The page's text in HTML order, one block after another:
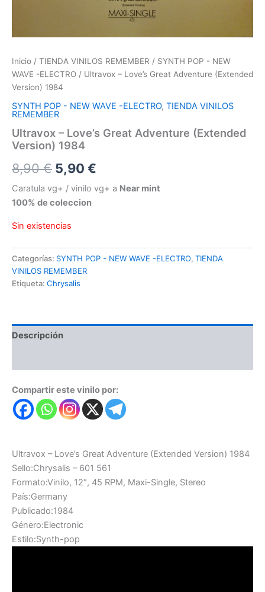
Inicio / TIENDA VINILOS REMEMBER / SYNTH POP - NEW
WAVE -ELECTRO / Ultravox – Love’s Great Adventure (Extended
Version) 1984
SYNTH POP - NEW WAVE -ELECTRO, TIENDA VINILOS
REMEMBER
Ultravox – Love’s Great Adventure (Extended
Version) 1984
8,90€ El
precio
original
era:
8,90 €.
5,90 €
precio
5,90 €.
Caratula vg+ / vinilo vg+ a Near mint
100% de coleccion
Sin existencias
Categorías: SYNTH POP - NEW WAVE -ELECTRO, TIENDA
VINILOS REMEMBER
Etiqueta: Chrysalis
Descripción
Compartir este vinilo por:
Ultravox – Love’s Great Adventure (Extended Version) 1984
Sello:Chrysalis – 601 561
Formato:Vinilo, 12″, 45 RPM, Maxi-Single, Stereo
País:Germany
Publicado:1984
Género:Electronic
Estilo:Synth-pop